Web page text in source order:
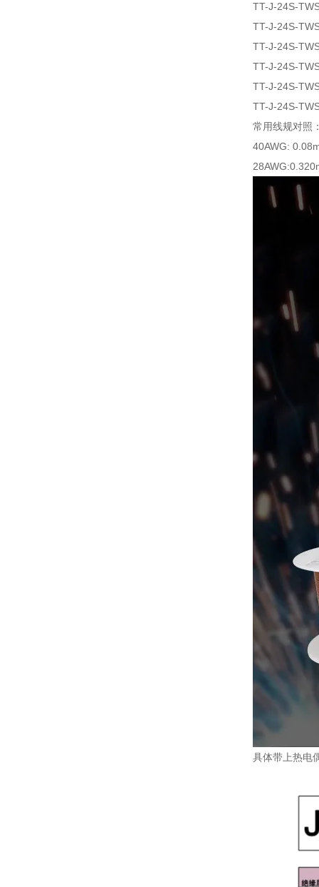
TT-J-24S-
TT-J-24S-
TT-J-24S-
TT-J-24S-
TT-J-24S-
TT-J-24S-
常用线规对照
40AWG:
具体带上热电